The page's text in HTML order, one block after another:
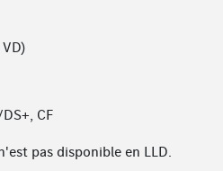
CF
pas disponible en LLD.